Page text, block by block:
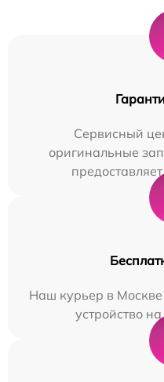
Сервисный
оригинальные
Наш курьер в Москве
устройство